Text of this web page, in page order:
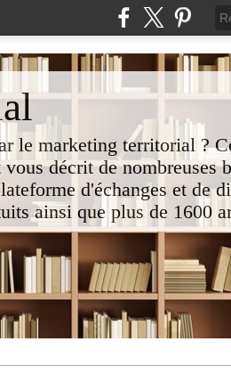
le marketing territorial ?
décrit de nombreuses
d'échanges et de
ainsi que plus de 1600